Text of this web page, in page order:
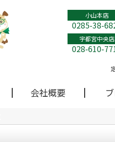
小山本店
0285-38-
宇都宮中央店
028-610-
会社概要